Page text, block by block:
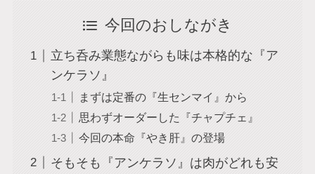
今回のおしながき
立ち呑み業態ながらも味は本格的な『ア
ンケラソ』
まずは定番の『生センマイ』から
思わずオーダーした『チャプチェ』
今回の本命『やき肝』の登場
そもそも『アンケラソ』は肉がどれも安